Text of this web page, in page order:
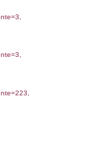
=
AND